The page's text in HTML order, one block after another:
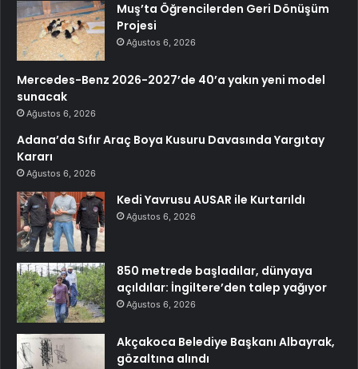
Muş’ta Öğrencilerden Geri Dönüşüm
Projesi
Ağustos 6, 2026
Mercedes-Benz 2026-2027’de 40’a yakın yeni model
sunacak
Ağustos 6, 2026
Adana’da Sıfır Araç Boya Kusuru Davasında Yargıtay
Kararı
Ağustos 6, 2026
Kedi Yavrusu AUSAR ile Kurtarıldı
Ağustos 6, 2026
850 metrede başladılar, dünyaya
açıldılar: İngiltere’den talep yağıyor
Ağustos 6, 2026
Akçakoca Belediye Başkanı Albayrak,
gözaltına alındı